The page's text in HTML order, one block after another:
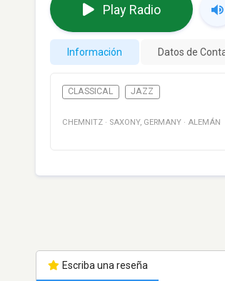
Play Radio
Información Datos de
CLASSICAL JAZZ
CHEMNITZ · SAXONY, GERMANY · ALEMÁN
Escriba una reseña